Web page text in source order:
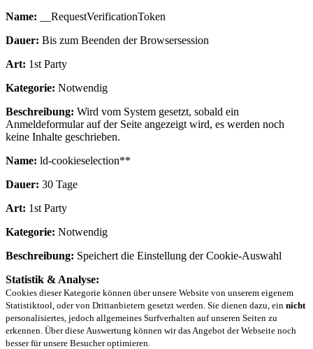
Name: __RequestVerificationToken
Dauer: Bis zum Beenden der Browsersession
Art: 1st Party
Kategorie: Notwendig
Beschreibung: Wird vom System gesetzt, sobald ein
Anmeldeformular auf der Seite angezeigt wird, es werden noch
keine Inhalte geschrieben.
Name: ld-cookieselection**
Dauer: 30 Tage
Art: 1st Party
Kategorie: Notwendig
Beschreibung: Speichert die Einstellung der Cookie-Auswahl
Statistik & Analyse:
Cookies dieser Kategorie können über unsere Website von unserem eigenem
Statistiktool, oder von Drittanbietern gesetzt werden. Sie dienen dazu, ein nicht
personalisiertes, jedoch allgemeines Surfverhalten auf unseren Seiten zu
erkennen. Über diese Auswertung können wir das Angebot der Webseite noch
besser für unsere Besucher optimieren.